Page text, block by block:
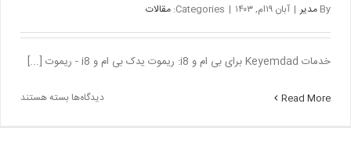
By مدیر | آبان ۱۹ام, ۱۴۰۳ |
Categories: مقالات
خدمات Keyemdad برای بی ام و i8: ریموت یدک بی ام و i8 - ریموت [...]
Read More دیدگاه‌ها برای
بسته هستند